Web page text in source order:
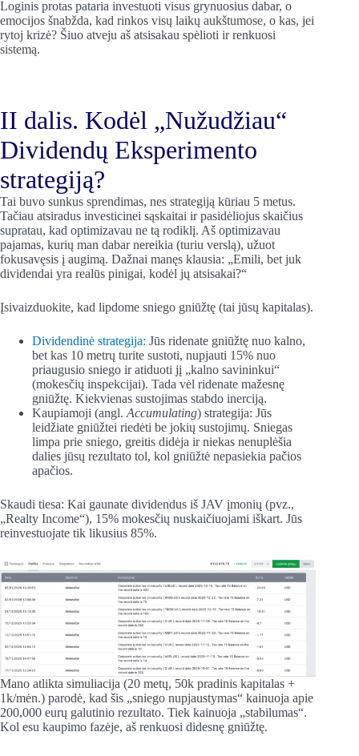
Loginis protas pataria investuoti visus grynuosius dabar, o
emocijos šnabžda, kad rinkos visų laikų aukštumose, o kas, jei
rytoj krizė? Šiuo atveju aš atsisakau spėlioti ir renkuosi
sistemą.
II dalis. Kodėl „Nužudžiau“
Dividendų Eksperimento
strategiją?
Tai buvo sunkus sprendimas, nes strategiją kūriau 5 metus.
Tačiau atsiradus investicinei sąskaitai ir pasidėliojus skaičius
supratau, kad optimizavau ne tą rodiklį. Aš optimizavau
pajamas, kurių man dabar nereikia (turiu verslą), užuot
fokusavęsis į augimą. Dažnai manęs klausia: „Emili, bet juk
dividendai yra realūs pinigai, kodėl jų atsisakai?“
Įsivaizduokite, kad lipdome sniego gniūžtę (tai jūsų kapitalas).
Dividendinė strategija: Jūs ridenate gniūžtę nuo kalno,
bet kas 10 metrų turite sustoti, nupjauti 15% nuo
priaugusio sniego ir atiduoti jį „kalno savininkui“
(mokesčių inspekcijai). Tada vėl ridenate mažesnę
gniūžtę. Kiekvienas sustojimas stabdo inerciją.
Kaupiamoji (angl. Accumulating) strategija: Jūs
leidžiate gniūžtei riedėti be jokių sustojimų. Sniegas
limpa prie sniego, greitis didėja ir niekas nenuplėšia
dalies jūsų rezultato tol, kol gniūžtė nepasiekia pačios
apačios.
Skaudi tiesa: Kai gaunate dividendus iš JAV įmonių (pvz.,
„Realty Income“), 15% mokesčių nuskaičiuojami iškart. Jūs
reinvestuojate tik likusius 85%.
Mano atlikta simuliacija (20 metų, 50k pradinis kapitalas +
1k/mėn.) parodė, kad šis „sniego nupjaustymas“ kainuoja apie
200,000 eurų galutinio rezultato. Tiek kainuoja „stabilumas“.
Kol esu kaupimo fazėje, aš renkuosi didesnę gniūžtę.